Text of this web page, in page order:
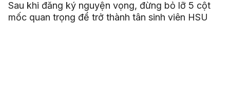
Sau khi đăng ký nguyện vọng, đừng bỏ lỡ 5 cột
mốc quan trọng để trở thành tân sinh viên HSU